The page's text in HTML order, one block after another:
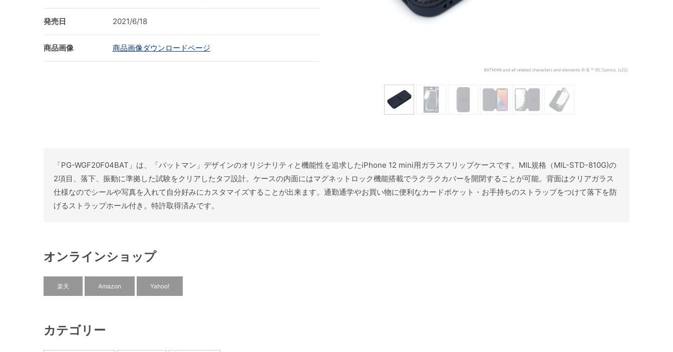
発売日 2021/6/18
商品画像 商品画像ダウンロードページ
「PG-WGF20F04BAT」は、「バットマン」デザインのオリジナリティと機能性を追求したiPhone 12 mini用ガラスフリップケースです。MIL規格（MIL-STD-810G)の
2項目、落下、振動に準拠した試験をクリアしたタフ設計。ケースの内面にはマグネットロック機能搭載でラクラクカバーを開閉することが可能。背面はクリアガラス
仕様なのでシールや写真を入れて自分好みにカスタマイズすることが出来ます。通勤通学やお買い物に便利なカードポケット・お手持ちのストラップをつけて落下を防
げるストラップホール付き。特許取得済みです。
オンラインショップ
楽天 Amazon Yahoo!
カテゴリー